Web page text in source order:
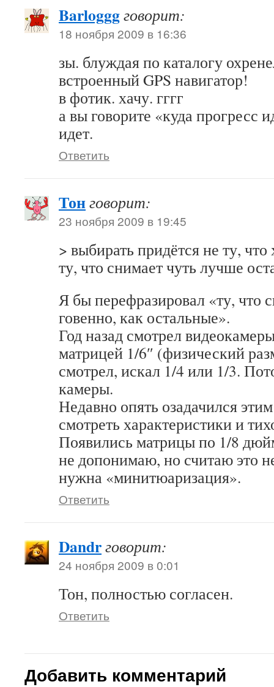
Barlogggговорит:
18 ноября 2009 в 16:36
зы. блуждая по каталогу
встроенный GPS навигатор!
в фотик. хачу. гггг
а вы говорите «куда прогресс
идет.
Ответить
Тонговорит:
23 ноября 2009 в 19:45
> выбирать придётся не ту,
ту, что снимает чуть лучше
Я бы перефразировал «ту, что
говенно, как остальные».
Год назад смотрел
матрицей 1/6″ (физический
смотрел, искал 1/4 или 1/3.
камеры.
Недавно опять озадачился
смотреть характеристики и
Появились матрицы по 1/8
не допонимаю, но считаю это
нужна «минитюаризация».
Ответить
Dandrговорит:
24 ноября 2009 в 0:01
Тон, полностью согласен.
Ответить
Добавить комментарий